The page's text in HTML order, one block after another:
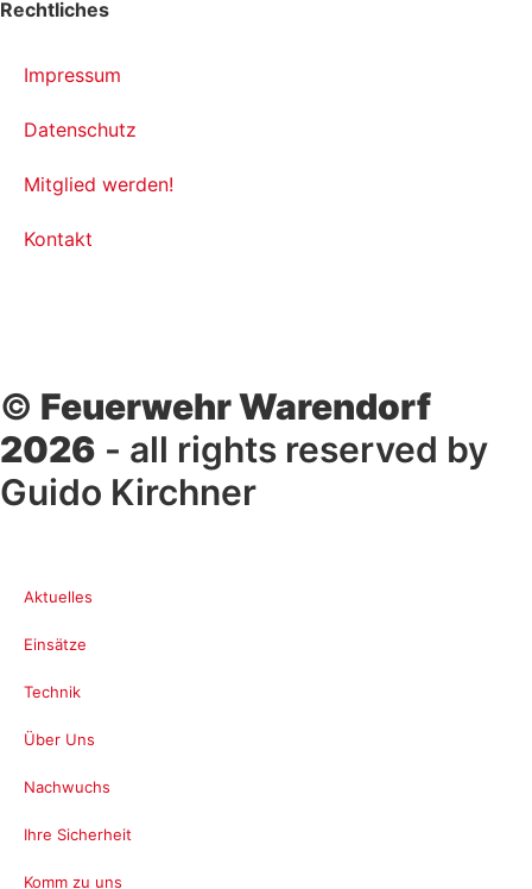
Rechtliches
Impressum
Datenschutz
Mitglied werden!
Kontakt
© Feuerwehr Warendorf
2026 - all rights reserved by
Guido Kirchner
Aktuelles
Einsätze
Technik
Über Uns
Nachwuchs
Ihre Sicherheit
Komm zu uns